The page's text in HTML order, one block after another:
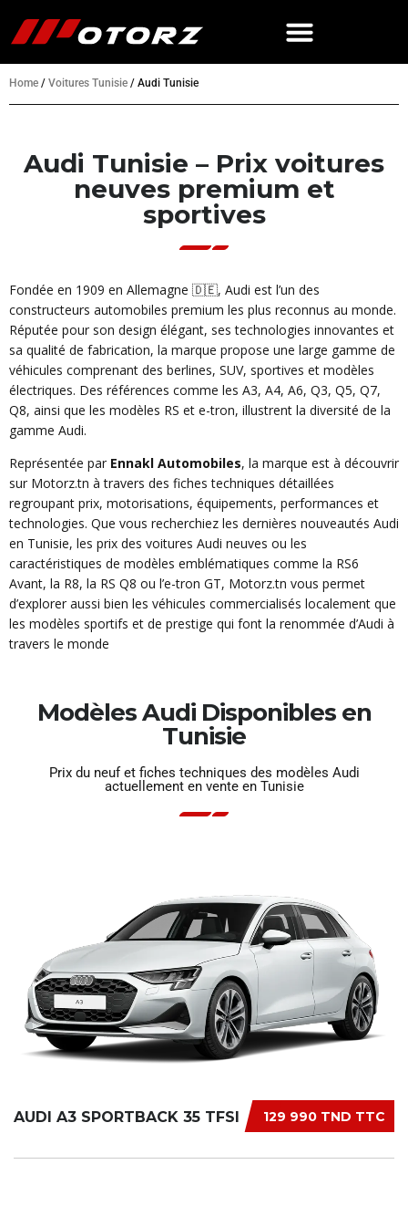
Home / Voitures Tunisie / Audi Tunisie
Audi Tunisie – Prix voitures
neuves premium et
sportives
Fondée en 1909 en Allemagne 🇩🇪, Audi est l’un des
constructeurs automobiles premium les plus reconnus au monde.
Réputée pour son design élégant, ses technologies innovantes et
sa qualité de fabrication, la marque propose une large gamme de
véhicules comprenant des berlines, SUV, sportives et modèles
électriques. Des références comme les A3, A4, A6, Q3, Q5, Q7,
Q8, ainsi que les modèles RS et e-tron, illustrent la diversité de la
gamme Audi.
Représentée par Ennakl Automobiles, la marque est à découvrir
sur Motorz.tn à travers des fiches techniques détaillées
regroupant prix, motorisations, équipements, performances et
technologies. Que vous recherchiez les dernières nouveautés Audi
en Tunisie, les prix des voitures Audi neuves ou les
caractéristiques de modèles emblématiques comme la RS6
Avant, la R8, la RS Q8 ou l’e-tron GT, Motorz.tn vous permet
d’explorer aussi bien les véhicules commercialisés localement que
les modèles sportifs et de prestige qui font la renommée d’Audi à
travers le monde
Modèles Audi Disponibles en
Tunisie
Prix du neuf et fiches techniques des modèles Audi
actuellement en vente en Tunisie
129 990 TND TTC
AUDI A3 SPORTBACK 35 TFSI